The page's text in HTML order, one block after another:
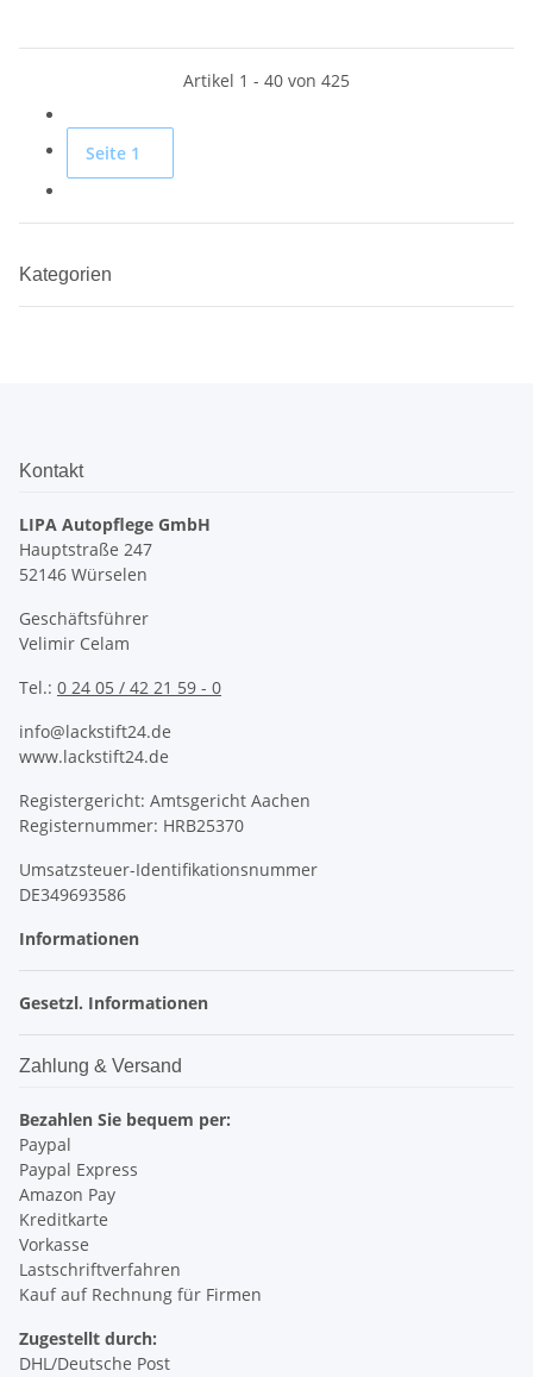
Artikel 1 - 40 von 425
Seite 1
Kategorien
Kontakt
LIPA Autopflege GmbH
Hauptstraße 247
52146 Würselen
Geschäftsführer
Velimir Celam
Tel.: 0 24 05 / 42 21 59 - 0
info@lackstift24.de
www.lackstift24.de
Registergericht: Amtsgericht Aachen
Registernummer: HRB25370
Umsatzsteuer-Identifikationsnummer
DE349693586
Informationen
Gesetzl. Informationen
Zahlung & Versand
Bezahlen Sie bequem per:
Paypal
Paypal Express
Amazon Pay
Kreditkarte
Vorkasse
Lastschriftverfahren
Kauf auf Rechnung für Firmen
Zugestellt durch:
DHL/Deutsche Post